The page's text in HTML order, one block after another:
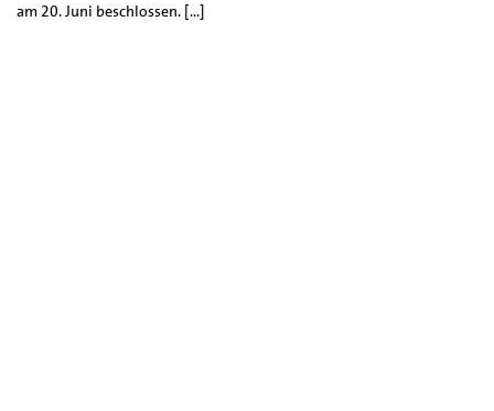
am 20. Juni beschlossen. […]